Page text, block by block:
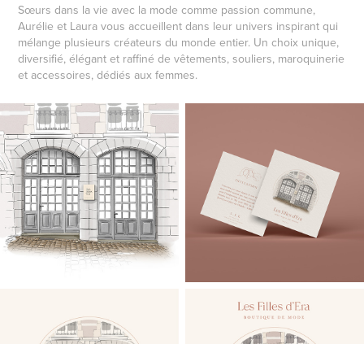
Sœurs dans la vie avec la mode comme passion commune,
Aurélie et Laura vous accueillent dans leur univers inspirant qui
mélange plusieurs créateurs du monde entier. Un choix unique,
diversifié, élégant et raffiné de vêtements, souliers, maroquinerie
et accessoires, dédiés aux femmes.